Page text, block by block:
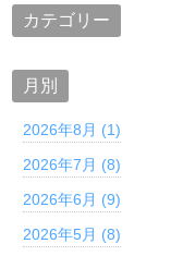
カテゴリー
月別
2026年8月 (1)
2026年7月 (8)
2026年6月 (9)
2026年5月 (8)